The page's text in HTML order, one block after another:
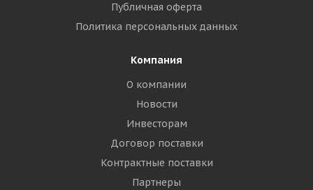
Публичная оферта
Политика персональных данных
Компания
О компании
Новости
Инвесторам
Договор поставки
Контрактные поставки
Партнеры